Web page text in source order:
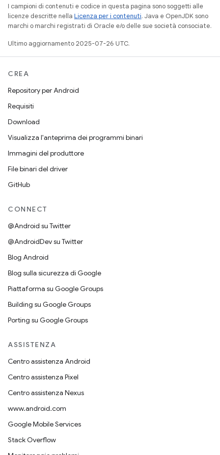
I campioni di contenuti e codice in questa pagina sono soggetti alle
licenze descritte nella Licenza per i contenuti. Java e OpenJDK sono
marchi o marchi registrati di Oracle e/o delle sue società consociate.
Ultimo aggiornamento 2025-07-26 UTC.
CREA
Repository per Android
Requisiti
Download
Visualizza l'anteprima dei programmi binari
Immagini del produttore
File binari del driver
GitHub
CONNECT
@Android su Twitter
@AndroidDev su Twitter
Blog Android
Blog sulla sicurezza di Google
Piattaforma su Google Groups
Building su Google Groups
Porting su Google Groups
ASSISTENZA
Centro assistenza Android
Centro assistenza Pixel
Centro assistenza Nexus
www.android.com
Google Mobile Services
Stack Overflow